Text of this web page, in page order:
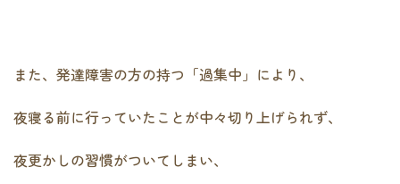
また、発達障害の方の持つ「過集中」により、
夜寝る前に行っていたことが中々切り上げられず、
夜更かしの習慣がついてしまい、